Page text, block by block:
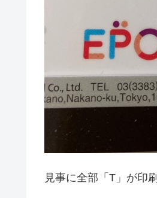
見事に全部「T」が印